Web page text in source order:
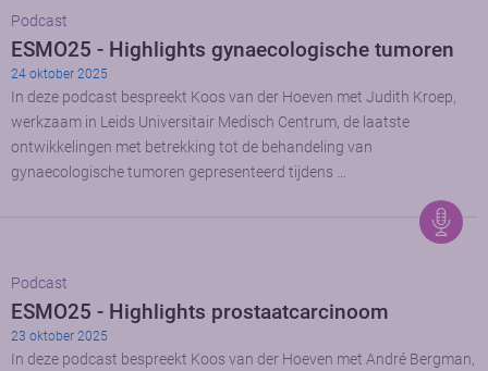
Podcast
ESMO25 - Highlights gynaecologische tumoren
24 oktober 2025
In deze podcast bespreekt Koos van der Hoeven met Judith Kroep,
werkzaam in Leids Universitair Medisch Centrum, de laatste
ontwikkelingen met betrekking tot de behandeling van
gynaecologische tumoren gepresenteerd tijdens …
Podcast
ESMO25 - Highlights prostaatcarcinoom
23 oktober 2025
In deze podcast bespreekt Koos van der Hoeven met André Bergman,